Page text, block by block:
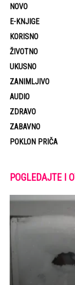
NOVO
E-KNJIGE
KORISNO
ŽIVOTNO
UKUSNO
ZANIMLJIVO
AUDIO
ZDRAVO
ZABAVNO
POKLON PRIČA
POGLEDAJTE I